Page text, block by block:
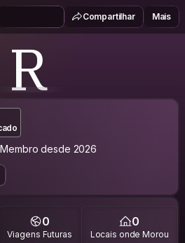
Compartilhar Mais
R
Membro desde 2026
0
Viagens Futuras
0
Locais onde Morou